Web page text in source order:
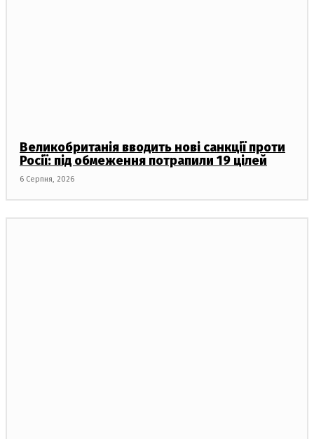
Великобританія вводить нові санкції проти
Росії: під обмеження потрапили 19 цілей
6 Серпня, 2026